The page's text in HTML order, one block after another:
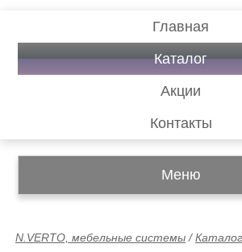
Главная
Каталог
Акции
Контакты
Меню
N.VERTO, мебельные системы /Каталог